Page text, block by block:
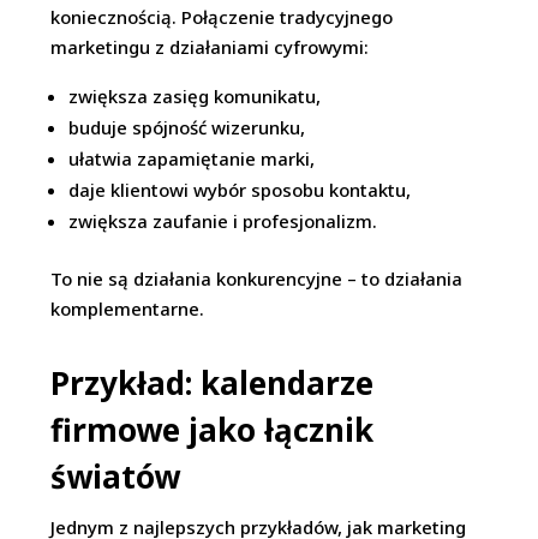
koniecznością. Połączenie tradycyjnego
marketingu z działaniami cyfrowymi:
zwiększa zasięg komunikatu,
buduje spójność wizerunku,
ułatwia zapamiętanie marki,
daje klientowi wybór sposobu kontaktu,
zwiększa zaufanie i profesjonalizm.
To nie są działania konkurencyjne – to działania
komplementarne.
Przykład: kalendarze
firmowe jako łącznik
światów
Jednym z najlepszych przykładów, jak marketing